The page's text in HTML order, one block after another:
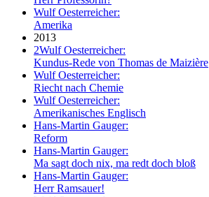
Wulf Oesterreicher:
Amerika
2013
2Wulf Oesterreicher:
Kundus-Rede von Thomas de Maizière
Wulf Oesterreicher:
Riecht nach Chemie
Wulf Oesterreicher:
Amerikanisches Englisch
Hans-Martin Gauger:
Reform
Hans-Martin Gauger:
Ma sagt doch nix, ma redt doch bloß
Hans-Martin Gauger:
Herr Ramsauer!